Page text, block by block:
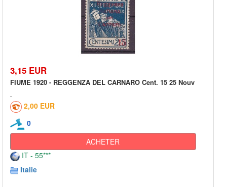
3,15 EUR
FIUME 1920 - REGGENZA DEL CARNARO Cent. 15 25 Nouv
2,00 EUR
0
ACHETER
IT - 55***
Italie